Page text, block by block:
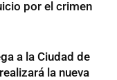
por el crimen
a la Ciudad de
la nueva